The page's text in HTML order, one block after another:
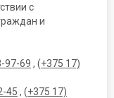
с
и
97-69 , (+375 17)
45 , (+375 17)